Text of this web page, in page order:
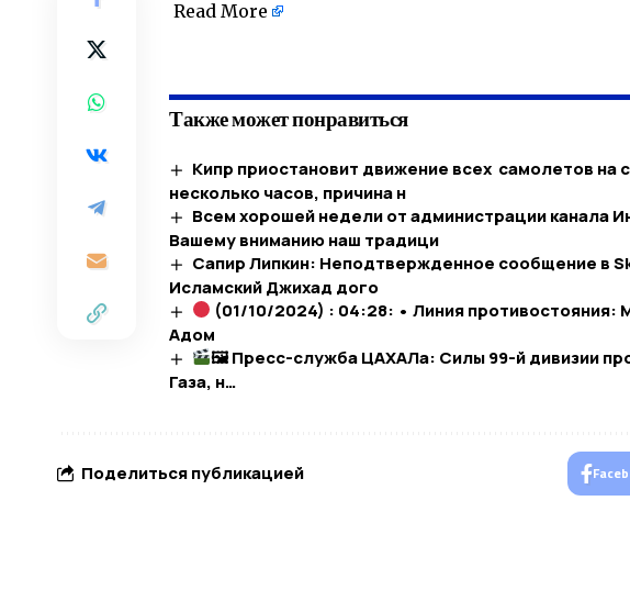
Read More
Также может понравиться
Кипр приостановит движение всех самолетов на
несколько часов, причина н
Всем хорошей недели от администрации канала
Вашему вниманию наш традици
Сапир Липкин: Неподтвержденное сообщение в
Исламский Джихад дого
(01/10/2024) : 04:28: • Линия
Адом
🖼 Пресс-служба ЦАХАЛа: Силы 99-й дивизии
Газа, н…​
Поделиться публикацией